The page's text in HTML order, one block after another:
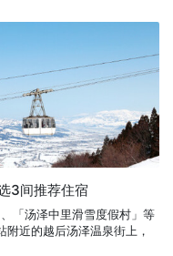
3间推荐住宿
「汤泽中里滑雪度假村」等
近的越后汤泽温泉街上，